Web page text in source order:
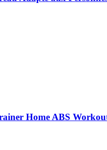
Home ABS